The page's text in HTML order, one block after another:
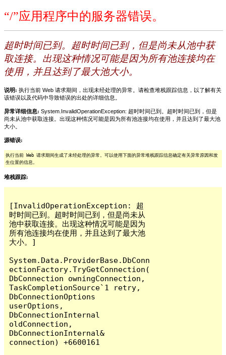
“/”应用程序中的服务器错误。
超时时间已到。超时时间已到，但是尚未从池中获
取连接。出现这种情况可能是因为所有池连接均在
使用，并且达到了最大池大小。
说明: 执行当前 Web 请求期间，出现未经处理的异常。请检查堆栈跟踪信息，以了解有关
该错误以及代码中导致错误的出处的详细信息。
异常详细信息: System.InvalidOperationException: 超时时间已到。超时时间已到，但是
尚未从池中获取连接。出现这种情况可能是因为所有池连接均在使用，并且达到了最大池
大小。
源错误:
执行当前 Web 请求期间生成了未经处理的异常。可以使用下面的异常堆栈跟踪信息确定有关异常原因和发
生位置的信息。
堆栈跟踪:
[InvalidOperationException: 超
时时间已到。超时时间已到，但是尚未从
池中获取连接。出现这种情况可能是因为
所有池连接均在使用，并且达到了最大池
大小。]
System.Data.ProviderBase.DbConn
ectionFactory.TryGetConnection(
DbConnection owningConnection,
TaskCompletionSource`1 retry,
DbConnectionOptions
userOptions,
DbConnectionInternal
oldConnection,
DbConnectionInternal&
connection) +6600161